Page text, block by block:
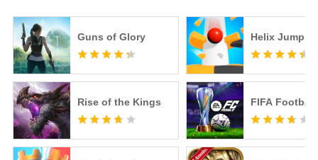
Guns of Glory Helix Jump
Rise of the Kings FIFA Football